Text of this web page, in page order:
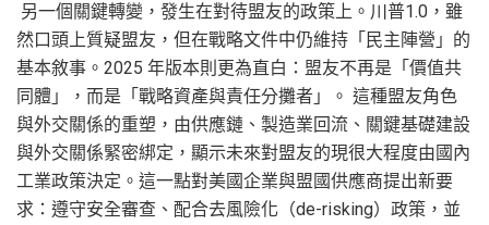
另一個關鍵轉變，發生在對待盟友的政策上。川普1.0，雖
然口頭上質疑盟友，但在戰略文件中仍維持「民主陣營」的
基本敘事。2025 年版本則更為直白：盟友不再是「價值共
同體」，而是「戰略資產與責任分攤者」。 這種盟友角色
與外交關係的重塑，由供應鏈、製造業回流、關鍵基礎建設
與外交關係緊密綁定，顯示未來對盟友的現很大程度由國內
工業政策決定。這一點對美國企業與盟國供應商提出新要
求：遵守安全審查、配合去風險化（de-risking）政策，並